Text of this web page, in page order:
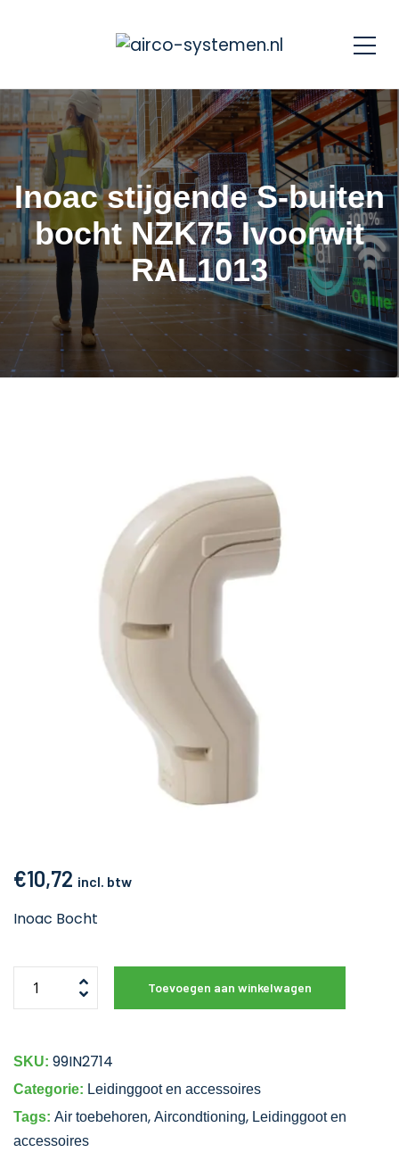
Inoac stijgende S-buiten
bocht NZK75 Ivoorwit
RAL1013
€10,72 incl. btw
Inoac Bocht
Toevoegen aan winkelwagen
SKU: 99IN2714
Categorie: Leidinggoot en accessoires
Tags: Air toebehoren, Aircondtioning, Leidinggoot en
accessoires